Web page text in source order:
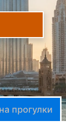
прогулки